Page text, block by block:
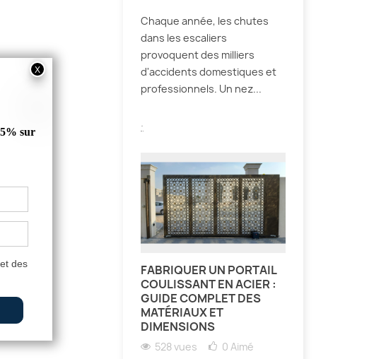
Chaque année, les chutes
dans les escaliers
provoquent des milliers
d'accidents domestiques et
professionnels. Un nez...
.
FABRIQUER UN PORTAIL
COULISSANT EN ACIER :
GUIDE COMPLET DES
MATÉRIAUX ET
DIMENSIONS
528 vues 0 Aimé